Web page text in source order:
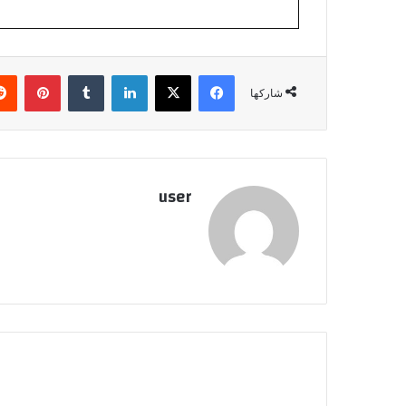
شاركها
فيسبوك ‫X لينكدإن
user